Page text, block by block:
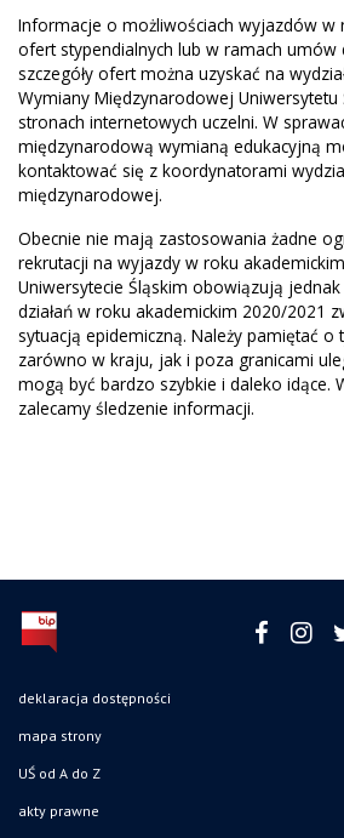
Informacje o możliwościach wyjazdów w
ofert stypendialnych lub w ramach umów
szczegóły ofert można uzyskać na
Wymiany Międzynarodowej Uniwersytetu
stronach internetowych uczelni. W
międzynarodową wymianą edukacyjną
kontaktować się z koordynatorami
międzynarodowej.
Obecnie nie mają zastosowania żadne
rekrutacji na wyjazdy w roku
Uniwersytecie Śląskim obowiązują
działań w roku akademickim 2020/2021
sytuacją epidemiczną. Należy pamiętać o
zarówno w kraju, jak i poza granicami
mogą być bardzo szybkie i daleko idące.
zalecamy śledzenie informacji.
deklaracja dostępności
mapa strony
UŚ od A do Z
akty prawne